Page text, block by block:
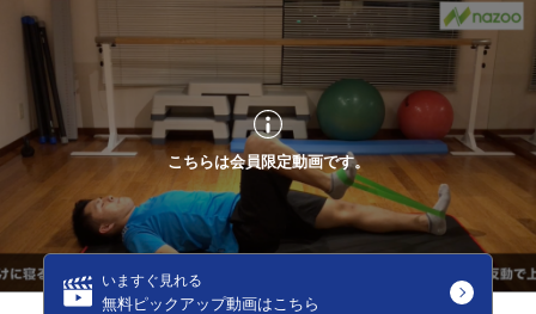
こちらは会員限定動画です。
いますぐ見れる
無料ピックアップ動画はこちら